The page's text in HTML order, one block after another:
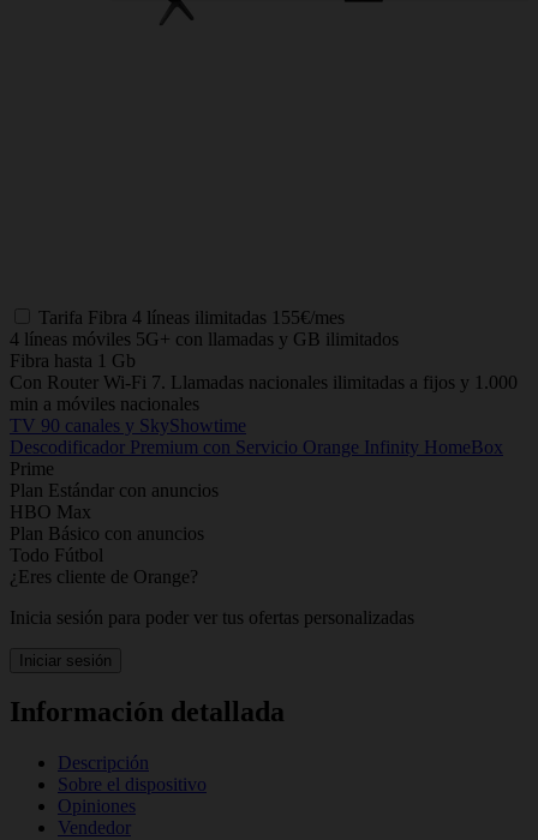
Tarifa Fibra 4 líneas ilimitadas 155€/mes
4 líneas móviles 5G+ con llamadas y GB ilimitados
Fibra hasta 1 Gb
Con Router Wi-Fi 7. Llamadas nacionales ilimitadas a fijos y 1.000
min a móviles nacionales
TV 90 canales y SkyShowtime
Descodificador Premium con Servicio Orange Infinity HomeBox
Prime
Plan Estándar con anuncios
HBO Max
Plan Básico con anuncios
Todo Fútbol
¿Eres cliente de Orange?
Inicia sesión para poder ver tus ofertas personalizadas
Iniciar sesión
Información detallada
Descripción
Sobre el dispositivo
Opiniones
Vendedor